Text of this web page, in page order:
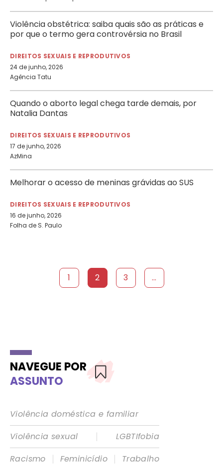
Violência obstétrica: saiba quais são as práticas e
por que o termo gera controvérsia no Brasil
DIREITOS SEXUAIS E REPRODUTIVOS
24 de junho, 2026
Agência Tatu
Quando o aborto legal chega tarde demais, por
Natalia Dantas
DIREITOS SEXUAIS E REPRODUTIVOS
17 de junho, 2026
AzMina
Melhorar o acesso de meninas grávidas ao SUS
DIREITOS SEXUAIS E REPRODUTIVOS
16 de junho, 2026
Folha de S. Paulo
1 2 3 ...
NAVEGUE POR
ASSUNTO
Violência doméstica e familiar
Violência sexual
|
LGBTIfobia
Racismo
| Feminicídio |
Trabalho